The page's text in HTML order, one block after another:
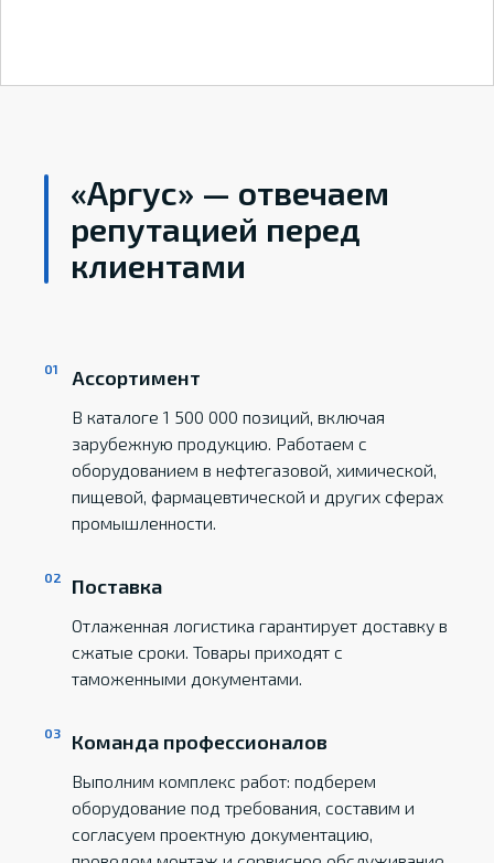
«Аргус» — отвечаем
репутацией перед
клиентами
Ассортимент
В каталоге 1 500 000 позиций, включая
зарубежную продукцию. Работаем с
оборудованием в нефтегазовой, химической,
пищевой, фармацевтической и других сферах
промышленности.
Поставка
Отлаженная логистика гарантирует доставку в
сжатые сроки. Товары приходят с
таможенными документами.
Команда профессионалов
Выполним комплекс работ: подберем
оборудование под требования, составим и
согласуем проектную документацию,